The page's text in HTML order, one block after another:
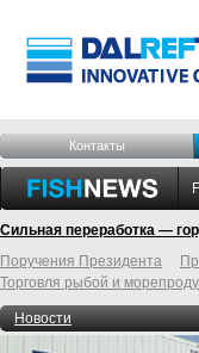
Контакты
Сильная переработка —
Поручения Президента
Торговля рыбой и
Новости